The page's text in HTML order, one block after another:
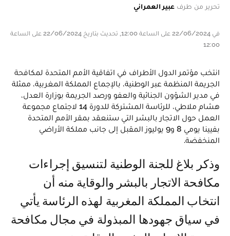
تحرير من طرف عبير العمراني
في 22/06/2024 على الساعة 12:00, تحديث بتاريخ 22/06/2024 على الساعة
12:00
انتخب مؤتمر الدول الأطراف في اتفاقية الأمم المتحدة لمكافحة
الجريمة المنظمة عبر الوطنية، بالإجماع المملكة المغربية، ممثلة
في مدير الشؤون الجنائية والعفو ورصد الجريمة بوزارة العدل،
هشام ملاطي، للرئاسة المشتركة للدورة 14 لاجتماع مجموعة
العمل حول الاتجار بالبشر التي ستنعقد بمقر الأمم المتحدة
بفيينا يومي 8 و9 يوليوز المقبل إلى جانب مملكة الأراضي
المنخفضة.
وذكر بلاغ للجنة الوطنية لتنسيق إجراءات
مكافحة الاتجار بالبشر والوقاية منه أن
انتخاب المملكة المغربية لهذه الرئاسة يأتي
في سياق جهودها المبذولة في مجال مكافحة